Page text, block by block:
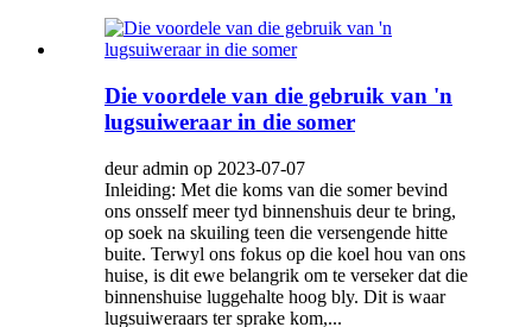
Die voordele van die gebruik van 'n
lugsuiweraar in die somer
deur admin op 2023-07-07
Inleiding: Met die koms van die somer bevind
ons onsself meer tyd binnenshuis deur te bring,
op soek na skuiling teen die versengende hitte
buite. Terwyl ons fokus op die koel hou van ons
huise, is dit ewe belangrik om te verseker dat die
binnenshuise luggehalte hoog bly. Dit is waar
lugsuiweraars ter sprake kom,...